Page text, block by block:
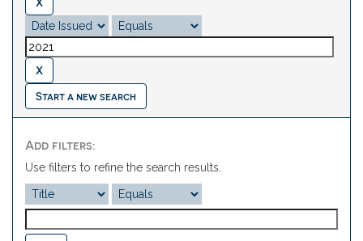
Start a new search
Add filters:
Use filters to refine the search results.